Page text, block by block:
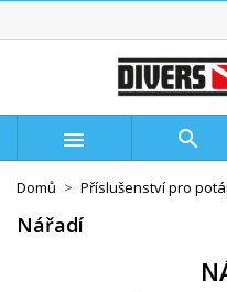
 
Domů Příslušenství pro
Nářadí